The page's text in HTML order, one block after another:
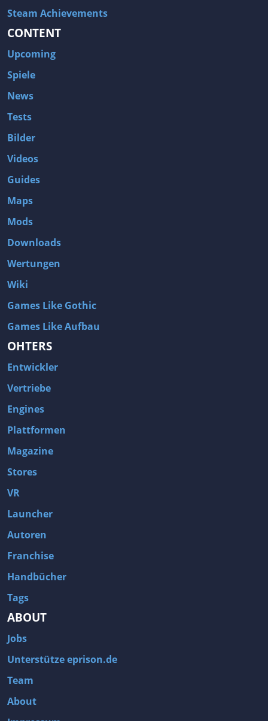
Steam Achievements
CONTENT
Upcoming
Spiele
News
Tests
Bilder
Videos
Guides
Maps
Mods
Downloads
Wertungen
Wiki
Games Like Gothic
Games Like Aufbau
OHTERS
Entwickler
Vertriebe
Engines
Plattformen
Magazine
Stores
VR
Launcher
Autoren
Franchise
Handbücher
Tags
ABOUT
Jobs
Unterstütze eprison.de
Team
About